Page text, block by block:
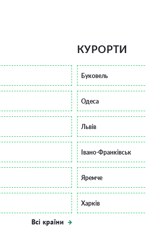
Всі країни
КУРОРТИ
Буковель
Одеса
Львів
Івано-Франківськ
Яремче
Харків